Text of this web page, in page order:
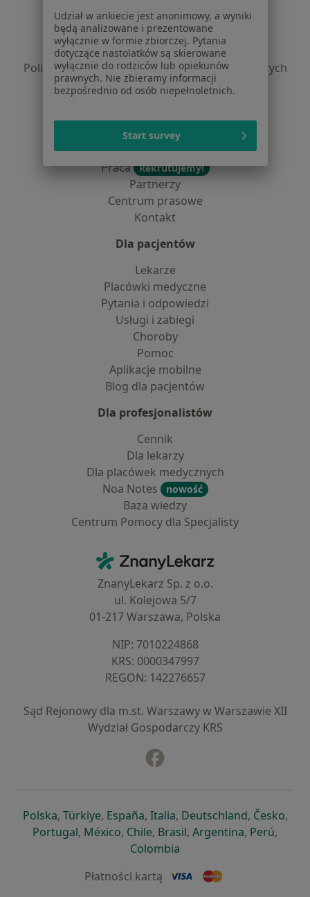
Regulamin
Polityka prywatności pacjentów
Polityka prywatności profesjonalistów
Polityka prywatności dla profesjonalistów, których
dane pozyskaliśmy samodzielnie
Polityka cookies
Jak działają wyniki wyszukiwania
Dostępność
O nas
Praca Rekrutujemy!
Partnerzy
Centrum prasowe
Kontakt
Dla pacjentów
Lekarze
Placówki medyczne
Pytania i odpowiedzi
Usługi i zabiegi
Choroby
Pomoc
Aplikacje mobilne
Blog dla pacjentów
Dla profesjonalistów
Cennik
Dla lekarzy
Dla placówek medycznych
Noa Notes
nowość
Baza wiedzy
Centrum Pomocy dla Specjalisty
ZnanyLekarz - Strona główna
ZnanyLekarz Sp. z o.o.
ul. Kolejowa 5/7
01-217 Warszawa, Polska
NIP: ⁠7010224868
KRS: ⁠0000347997
REGON: ⁠142276657
Sąd Rejonowy dla m.st. Warszawy w Warszawie XII
Wydział Gospodarczy KRS
Polskaotwiera się w nowej karcie
, Türkiyeotwiera się w nowej karcie
, Españaotwiera się w nowej karcie
, Italiaotwiera się w nowej
, Deutschlandotwiera się
, Česko,
Portugalotwiera się w nowej karcie
, Méxicootwiera się w nowej karcie
, Chileotwiera się w nowej karcie
, Brasilotwiera się w nowej
, Argentinaotwiera się
, Perú,
Colombia
Płatności kartą
Udział w ankiecie jest anonimowy, a wyniki
będą analizowane i prezentowane
wyłącznie w formie zbiorczej. Pytania
dotyczące nastolatków są skierowane
wyłącznie do rodziców lub opiekunów
prawnych. Nie zbieramy informacji
bezpośrednio od osób niepełnoletnich.
Start survey